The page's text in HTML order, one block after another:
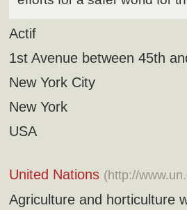
Actif
1st Avenue between 45th
New York City
New York
USA
United Nations (http://
Agriculture and horticulture